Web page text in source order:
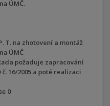
ÚMČ.
T. na zhotovení a montáž
ÚMČ
požaduje zapracování
16/2005 a poté realizaci
0